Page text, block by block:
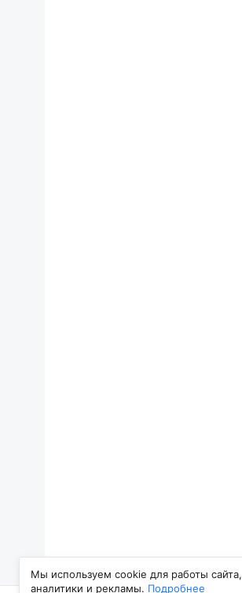
Мы используем cookie для работы сайта,
аналитики и рекламы. Подробнее